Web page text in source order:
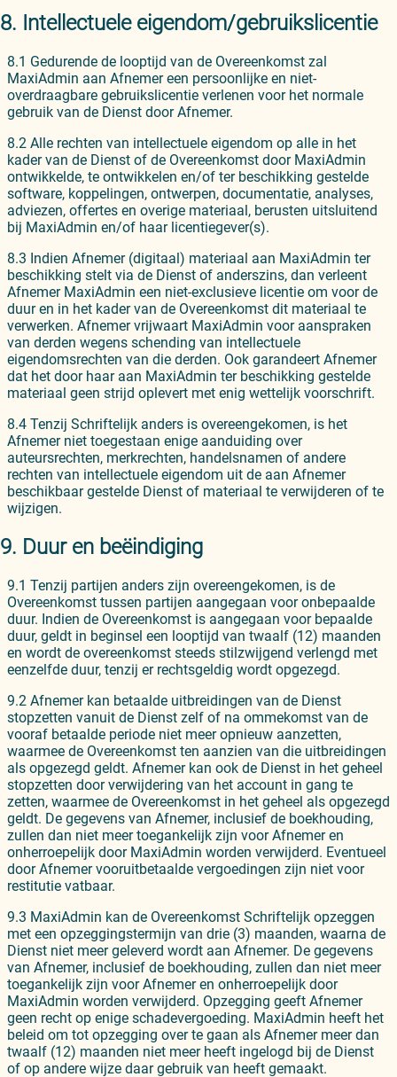
8. Intellectuele eigendom/gebruikslicentie
8.1 Gedurende de looptijd van de Overeenkomst zal
MaxiAdmin aan Afnemer een persoonlijke en niet-
overdraagbare gebruikslicentie verlenen voor het normale
gebruik van de Dienst door Afnemer.
8.2 Alle rechten van intellectuele eigendom op alle in het
kader van de Dienst of de Overeenkomst door MaxiAdmin
ontwikkelde, te ontwikkelen en/of ter beschikking gestelde
software, koppelingen, ontwerpen, documentatie, analyses,
adviezen, offertes en overige materiaal, berusten uitsluitend
bij MaxiAdmin en/of haar licentiegever(s).
8.3 Indien Afnemer (digitaal) materiaal aan MaxiAdmin ter
beschikking stelt via de Dienst of anderszins, dan verleent
Afnemer MaxiAdmin een niet-exclusieve licentie om voor de
duur en in het kader van de Overeenkomst dit materiaal te
verwerken. Afnemer vrijwaart MaxiAdmin voor aanspraken
van derden wegens schending van intellectuele
eigendomsrechten van die derden. Ook garandeert Afnemer
dat het door haar aan MaxiAdmin ter beschikking gestelde
materiaal geen strijd oplevert met enig wettelijk voorschrift.
8.4 Tenzij Schriftelijk anders is overeengekomen, is het
Afnemer niet toegestaan enige aanduiding over
auteursrechten, merkrechten, handelsnamen of andere
rechten van intellectuele eigendom uit de aan Afnemer
beschikbaar gestelde Dienst of materiaal te verwijderen of te
wijzigen.
9. Duur en beëindiging
9.1 Tenzij partijen anders zijn overeengekomen, is de
Overeenkomst tussen partijen aangegaan voor onbepaalde
duur. Indien de Overeenkomst is aangegaan voor bepaalde
duur, geldt in beginsel een looptijd van twaalf (12) maanden
en wordt de overeenkomst steeds stilzwijgend verlengd met
eenzelfde duur, tenzij er rechtsgeldig wordt opgezegd.
9.2 Afnemer kan betaalde uitbreidingen van de Dienst
stopzetten vanuit de Dienst zelf of na ommekomst van de
vooraf betaalde periode niet meer opnieuw aanzetten,
waarmee de Overeenkomst ten aanzien van die uitbreidingen
als opgezegd geldt. Afnemer kan ook de Dienst in het geheel
stopzetten door verwijdering van het account in gang te
zetten, waarmee de Overeenkomst in het geheel als opgezegd
geldt. De gegevens van Afnemer, inclusief de boekhouding,
zullen dan niet meer toegankelijk zijn voor Afnemer en
onherroepelijk door MaxiAdmin worden verwijderd. Eventueel
door Afnemer vooruitbetaalde vergoedingen zijn niet voor
restitutie vatbaar.
9.3 MaxiAdmin kan de Overeenkomst Schriftelijk opzeggen
met een opzeggingstermijn van drie (3) maanden, waarna de
Dienst niet meer geleverd wordt aan Afnemer. De gegevens
van Afnemer, inclusief de boekhouding, zullen dan niet meer
toegankelijk zijn voor Afnemer en onherroepelijk door
MaxiAdmin worden verwijderd. Opzegging geeft Afnemer
geen recht op enige schadevergoeding. MaxiAdmin heeft het
beleid om tot opzegging over te gaan als Afnemer meer dan
twaalf (12) maanden niet meer heeft ingelogd bij de Dienst
of op andere wijze daar gebruik van heeft gemaakt.